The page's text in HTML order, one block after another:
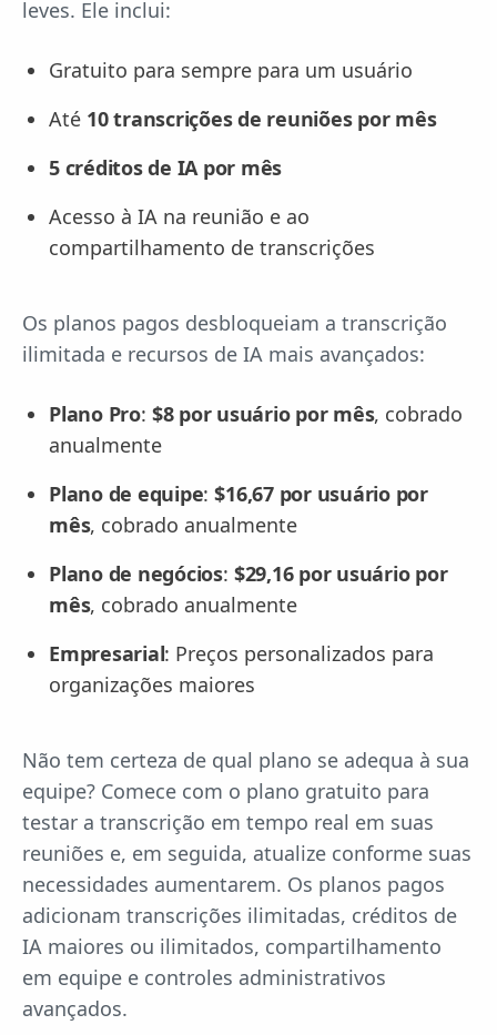
leves. Ele inclui:
Gratuito para sempre para um usuário
Até 10 transcrições de reuniões por mês
5 créditos de IA por mês
Acesso à IA na reunião e ao
compartilhamento de transcrições
Os planos pagos desbloqueiam a transcrição
ilimitada e recursos de IA mais avançados:
Plano Pro: $8 por usuário por mês, cobrado
anualmente
Plano de equipe:$16,67 por usuário por
mês, cobrado anualmente
Plano de negócios: $29,16 por usuário por
mês, cobrado anualmente
Empresarial: Preços personalizados para
organizações maiores
Não tem certeza de qual plano se adequa à sua
equipe? Comece com o plano gratuito para
testar a transcrição em tempo real em suas
reuniões e, em seguida, atualize conforme suas
necessidades aumentarem. Os planos pagos
adicionam transcrições ilimitadas, créditos de
IA maiores ou ilimitados, compartilhamento
em equipe e controles administrativos
avançados.